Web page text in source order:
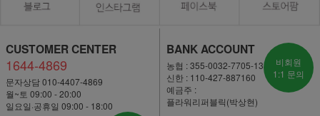
CUSTOMER CENTER
1644-4869
문자상담 010-4407-4869
월~토 09:00 - 20:00
일요일·공휴일 09:00 - 18:00
BANK ACCOUNT
농협 : 355-0032-7705-13
신한 : 110-427-887160
예금주 :
플라워리퍼블릭(박상현)
비회원
1:1 문의